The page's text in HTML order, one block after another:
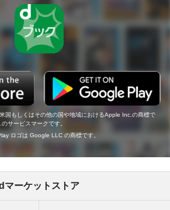
国もしくはその他の国や地域におけるApple Inc.の商標で
サービスマークです。
ロゴは Google LLC の商標です。
マーケットストア